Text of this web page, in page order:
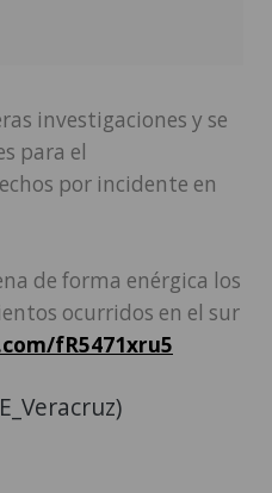
investigaciones y se
para el
por incidente en
de forma enérgica los
ocurridos en el sur
fR5471xru5